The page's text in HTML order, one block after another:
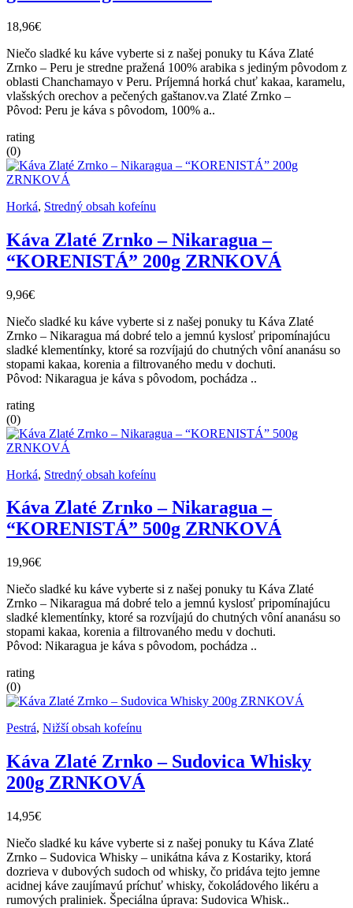
18,96€
Niečo sladké ku káve vyberte si z našej ponuky tu Káva Zlaté
Zrnko – Peru je stredne pražená 100% arabika s jediným pôvodom z
oblasti Chanchamayo v Peru. Príjemná horká chuť kakaa, karamelu,
vlašských orechov a pečených gaštanov.va Zlaté Zrnko –
Pôvod: Peru je káva s pôvodom, 100% a..
rating
(0)
Horká, Stredný obsah kofeínu
Káva Zlaté Zrnko – Nikaragua –
“KORENISTÁ” 200g ZRNKOVÁ
9,96€
Niečo sladké ku káve vyberte si z našej ponuky tu Káva Zlaté
Zrnko – Nikaragua má dobré telo a jemnú kyslosť pripomínajúcu
sladké klementínky, ktoré sa rozvíjajú do chutných vôní ananásu so
stopami kakaa, korenia a filtrovaného medu v dochuti.
Pôvod: Nikaragua je káva s pôvodom, pochádza ..
rating
(0)
Horká, Stredný obsah kofeínu
Káva Zlaté Zrnko – Nikaragua –
“KORENISTÁ” 500g ZRNKOVÁ
19,96€
Niečo sladké ku káve vyberte si z našej ponuky tu Káva Zlaté
Zrnko – Nikaragua má dobré telo a jemnú kyslosť pripomínajúcu
sladké klementínky, ktoré sa rozvíjajú do chutných vôní ananásu so
stopami kakaa, korenia a filtrovaného medu v dochuti.
Pôvod: Nikaragua je káva s pôvodom, pochádza ..
rating
(0)
Pestrá, Nižší obsah kofeínu
Káva Zlaté Zrnko – Sudovica Whisky
200g ZRNKOVÁ
14,95€
Niečo sladké ku káve vyberte si z našej ponuky tu Káva Zlaté
Zrnko – Sudovica Whisky – unikátna káva z Kostariky, ktorá
dozrieva v dubových sudoch od whisky, čo pridáva tejto jemne
acidnej káve zaujímavú príchuť whisky, čokoládového likéru a
rumových praliniek. Špeciálna úprava: Sudovica Whisk..